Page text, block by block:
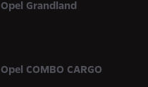
Opel Grandland
Opel COMBO CARGO